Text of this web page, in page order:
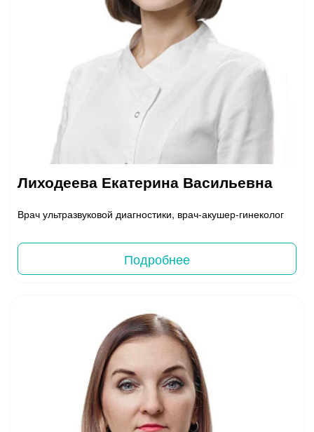
Лиходеева Екатерина Васильевна
Врач ультразвуковой диагностики, врач-акушер-гинеколог
Подробнее